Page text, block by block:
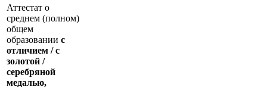
Аттестат о
среднем (полном)
общем
образовании с
отличием / с
золотой /
серебряной
медалью,